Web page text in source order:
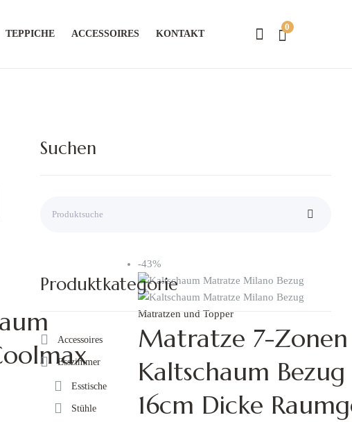
TEPPICHE ACCESSOIRES KONTAKT
0
-43%
Matratzen und Topper
Matratze 7-Zonen
Kaltschaum
16cm Dicke
Suchen
Produktkategorie
Accessoires
Esszimmer
Esstische
Stühle